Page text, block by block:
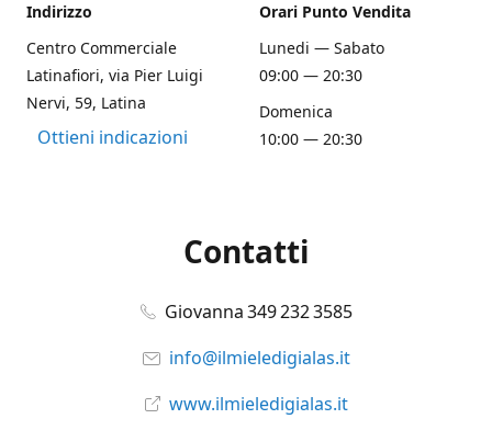
Indirizzo
Centro Commerciale
Latinafiori, via Pier Luigi
Nervi, 59, Latina
Ottieni indicazioni
Orari Punto Vendita
Lunedi — Sabato
09:00 — 20:30
Domenica
10:00 — 20:30
Contatti
Giovanna 349 232 3585
info@ilmieledigialas.it
www.ilmieledigialas.it